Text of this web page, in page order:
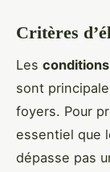
Critères
Les conditions
sont
foyers. Pour
essentiel que
dépasse pas